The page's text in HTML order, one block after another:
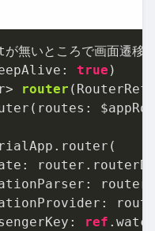
無いところで画面遷
true
router ( RouterRef
ref